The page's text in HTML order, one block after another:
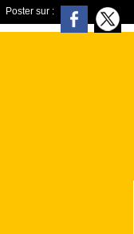
Poster sur :